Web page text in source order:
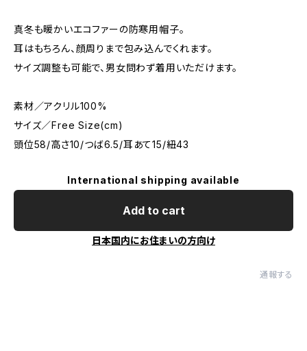
真冬も暖かいエコファーの防寒用帽子。
耳はもちろん、顔周りまで包み込んでくれます。
サイズ調整も可能で、男女問わず着用いただけます。
素材／アクリル100%
サイズ／Free Size(cm)
頭位58/高さ10/つば6.5/耳あて15/紐43
International shipping available
Add to cart
日本国内にお住まいの方向け
通報する